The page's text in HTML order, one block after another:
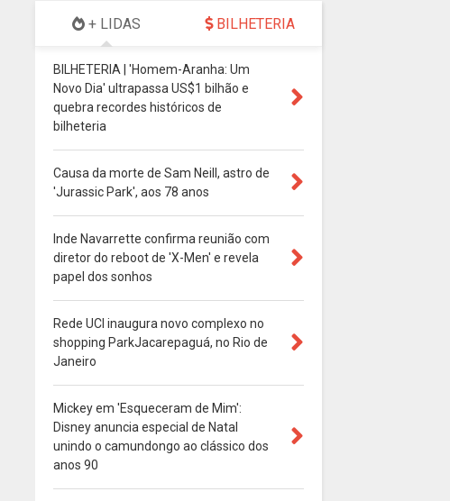
+ LIDAS BILHETERIA
BILHETERIA | 'Homem-Aranha: Um
Novo Dia' ultrapassa US$1 bilhão e
quebra recordes históricos de
bilheteria
Causa da morte de Sam Neill, astro de
'Jurassic Park', aos 78 anos
Inde Navarrette confirma reunião com
diretor do reboot de 'X-Men' e revela
papel dos sonhos
Rede UCI inaugura novo complexo no
shopping ParkJacarepaguá, no Rio de
Janeiro
Mickey em 'Esqueceram de Mim':
Disney anuncia especial de Natal
unindo o camundongo ao clássico dos
anos 90